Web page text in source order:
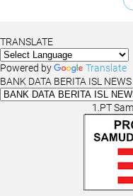
TRANSLATE
Powered by
Translate
BANK DATA BERITA ISL
1.PT